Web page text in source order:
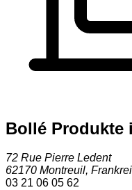
Bollé Produkte
72 Rue Pierre Ledent
62170 Montreuil,
03 21 06 05 62